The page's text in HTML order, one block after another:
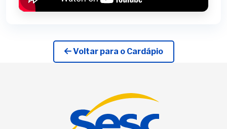
Voltar para o Cardápio